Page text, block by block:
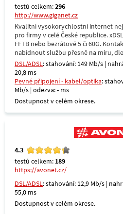
testů celkem:296
http://www.giganet.cz
Kvalitní vysokorychlostní internet
pro firmy v celé České republice.
FFTB nebo bezrátové 5 či 60G.
nabídnout službu přesně na míru,
DSL/ADSL: stahování: 149 Mb/s |
20,8 ms
Pevné připojení - kabel/optika:
Mb/s | odezva: - ms
Dostupnost v celém okrese.
4.3
testů celkem: 189
https://avonet.cz/
DSL/ADSL: stahování: 12,9 Mb/s |
55,0 ms
Dostupnost v celém okrese.